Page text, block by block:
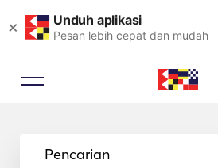
× Unduh aplikasi
Pesan lebih cepat dan mudah
Pencarian